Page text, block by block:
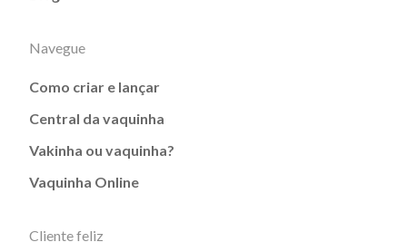
Navegue
Como criar e lançar
Central da vaquinha
Vakinha ou vaquinha?
Vaquinha Online
Cliente feliz